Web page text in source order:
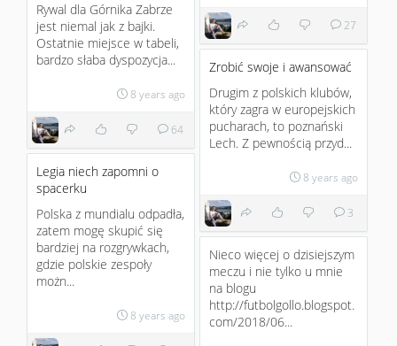
27
Rywal dla Górnika Zabrze
jest niemal jak z bajki.
Ostatnie miejsce w tabeli,
bardzo słaba dyspozycja...
8 years ago
64
Zrobić swoje i awansować
Drugim z polskich klubów,
który zagra w europejskich
pucharach, to poznański
Lech. Z pewnością przyd...
8 years ago
3
Legia niech zapomni o
spacerku
Polska z mundialu odpadła,
zatem mogę skupić się
bardziej na rozgrywkach,
gdzie polskie zespoły
możn...
8 years ago
Nieco więcej o dzisiejszym
meczu i nie tylko u mnie
na blogu
http://futbolgollo.blogspot.
com/2018/06...